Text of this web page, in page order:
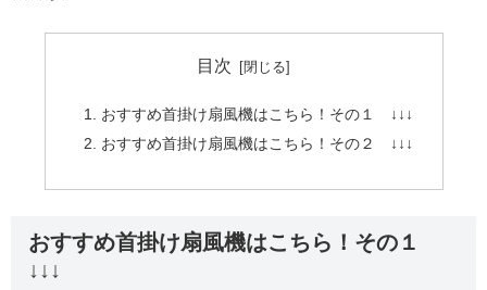
目次
おすすめ首掛け扇風機はこちら！その１ ↓↓↓
おすすめ首掛け扇風機はこちら！その２ ↓↓↓
おすすめ首掛け扇風機はこちら！その１
↓↓↓